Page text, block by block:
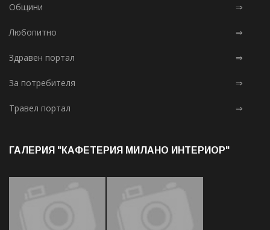
Общини ⇒
Любопитно ⇒
Здравен портал ⇒
За потребителя ⇒
Травел портал ⇒
ГАЛЕРИЯ "КАФЕТЕРИЯ МИЛАНО ИНТЕРИОР"